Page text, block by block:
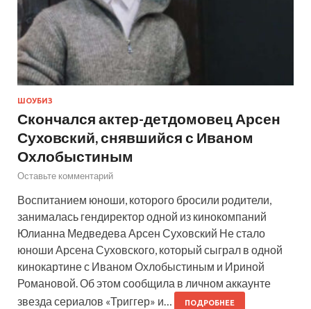
ШОУБИЗ
Скончался актер-детдомовец Арсен
Суховский, снявшийся с Иваном
Охлобыстиным
Оставьте комментарий
Воспитанием юноши, которого бросили родители,
занималась гендиректор одной из кинокомпаний
Юлианна Медведева Арсен Суховский Не стало
юноши Арсена Суховского, который сыграл в одной
кинокартине с Иваном Охлобыстиным и Ириной
Романовой. Об этом сообщила в личном аккаунте
звезда сериалов «Триггер» и…
ПОДРОБНЕЕ